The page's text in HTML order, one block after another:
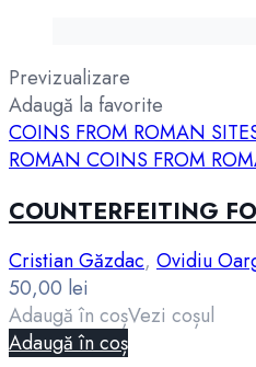
Previzualizare
Adaugă la favorite
COINS FROM ROMAN
ROMAN COINS FROM
COUNTERFEITING
Cristian Găzdac, Ovidiu
50,00 lei
Adaugă în coșVezi coșul
Adaugă în coș